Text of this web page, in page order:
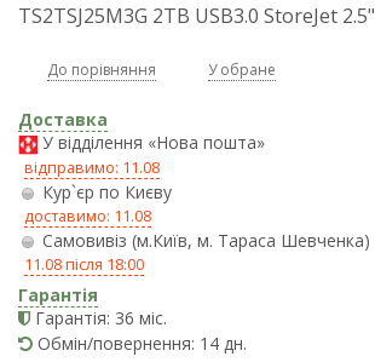
TS2TSJ25M3G 2TB USB3.0 StoreJet
До порівняння У обране
Доставка
У відділення «Нова пошта»
відправимо: 11.08
Кур`єр по Києву
доставимо: 11.08
Самовивіз (м.Київ, м. Тараса Шевченка)
11.08 після 18:00
Гарантія
Гарантія: 36 міс.
Обмін/повернення: 14 дн.